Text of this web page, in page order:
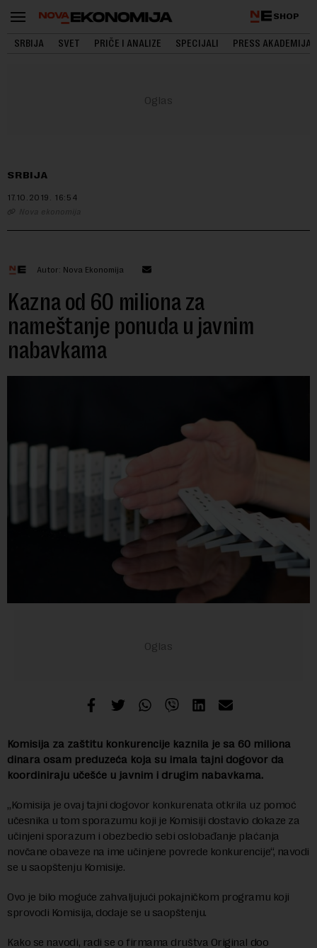
SHOP
SRBIJA SVET PRIČE I ANALIZE SPECIJALI PRESS AKADEMIJA
SRBIJA
17.10.2019. 16:54
Nova ekonomija
Autor: Nova Ekonomija
Kazna od 60 miliona za
nameštanje ponuda u javnim
nabavkama
Komisija za zaštitu konkurencije kaznila je sa 60 miliona
dinara osam preduzeća koja su imala tajni dogovor da
koordiniraju učešće u javnim i drugim nabavkama.
„Komisija je ovaj tajni dogovor konkurenata otkrila uz pomoć
učesnika u tom sporazumu koji je Komisiji dostavio dokaze za
učinjeni sporazum i obezbedio sebi oslobađanje plaćanja
novčane obaveze na ime učinjene povrede konkurencije“, navodi
se u saopštenju Komisije.
Ovo je bilo moguće zahvaljujući pokajničkom programu koji
sprovodi Komisija, dodaje se u saopštenju.
Kako se navodi, radi se o firmama društva Original doo